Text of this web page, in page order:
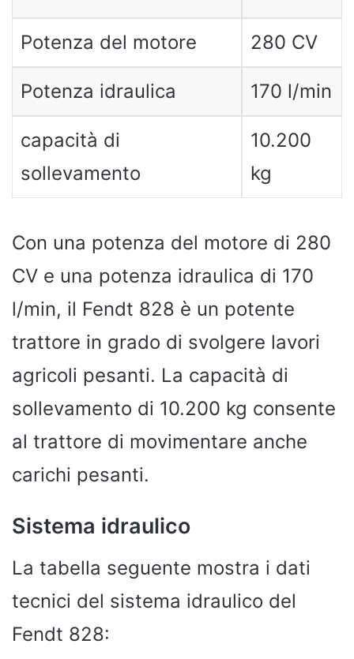
Potenza del motore 280 CV
Potenza idraulica 170 l/min
capacità di
sollevamento
10.200
kg
Con una potenza del motore di 280
CV e una potenza idraulica di 170
l/min, il Fendt 828 è un potente
trattore in grado di svolgere lavori
agricoli pesanti. La capacità di
sollevamento di 10.200 kg consente
al trattore di movimentare anche
carichi pesanti.
Sistema idraulico
La tabella seguente mostra i dati
tecnici del sistema idraulico del
Fendt 828: